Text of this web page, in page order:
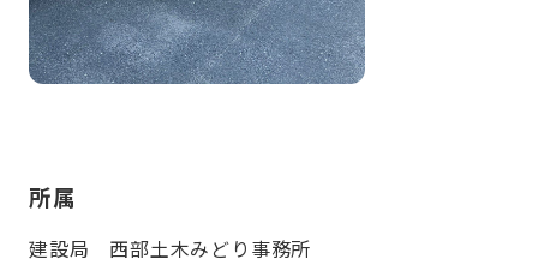
所属
建設局 西部土木みどり事務所